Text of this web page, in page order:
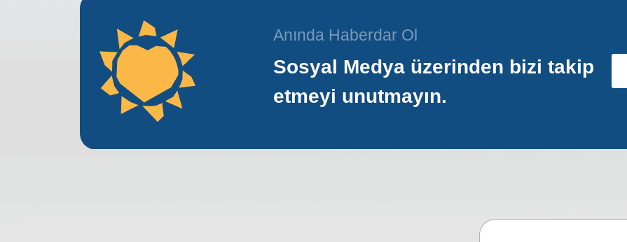
Anında Haberdar Ol
Sosyal Medya üzerinden bizi takip
etmeyi unutmayın.